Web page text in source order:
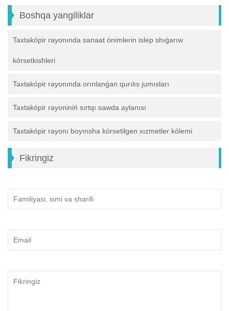
Boshqa yangiliklar
Taxtakópir rayonında sanaat ónimlerin islep shıǵarıw
kórsetkishleri
Taxtakópir rayonında orınlanǵan qurılıs jumısları
Taxtakópir rayoniniń sırtqı sawda aylanısı
Taxtakópir rayonı boyınsha kórsetilgen xızmetler kólemi
Fikringiz